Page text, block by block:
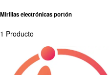
Mirillas electrónicas portón
1 Producto